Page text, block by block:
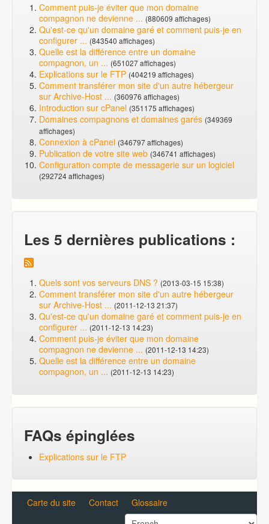
Comment puis-je éviter que mon domaine
compagnon ne devienne ... (880609 affichages)
Qu'est-ce qu'un domaine garé et comment puis-je en
configurer ... (843540 affichages)
Quelle est la différence entre un domaine
compagnon, un ... (651027 affichages)
Explications sur le FTP (404219 affichages)
Comment transférer mon site d'un autre hébergeur
sur Archive-Host ... (360976 affichages)
Introduction sur cPanel (351175 affichages)
Domaines compagnons et domaines garés (349369
affichages)
Connexion à cPanel (346797 affichages)
Publication de votre site web (346741 affichages)
Configuration compte de messagerie sur un logiciel
(292724 affichages)
Les 5 dernières publications :
Quels sont vos serveurs DNS ? (2013-03-15 15:38)
Comment transférer mon site d'un autre hébergeur
sur Archive-Host ... (2011-12-13 21:37)
Qu'est-ce qu'un domaine garé et comment puis-je en
configurer ... (2011-12-13 14:23)
Comment puis-je éviter que mon domaine
compagnon ne devienne ... (2011-12-13 14:23)
Quelle est la différence entre un domaine
compagnon, un ... (2011-12-13 14:23)
FAQs épinglées
Explications sur le FTP
Carte du site Contact Glossaire